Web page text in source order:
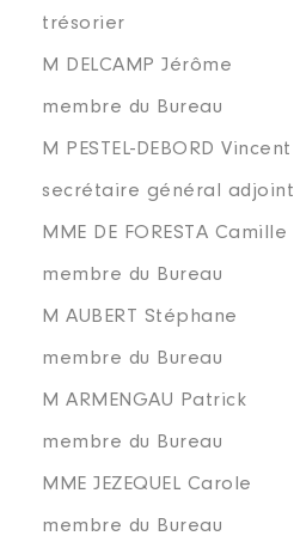
trésorier
M DELCAMP Jérôme
membre du Bureau
M PESTEL-DEBORD Vincent
secrétaire général adjoint
MME DE FORESTA Camille
membre du Bureau
M AUBERT Stéphane
membre du Bureau
M ARMENGAU Patrick
membre du Bureau
MME JEZEQUEL Carole
membre du Bureau